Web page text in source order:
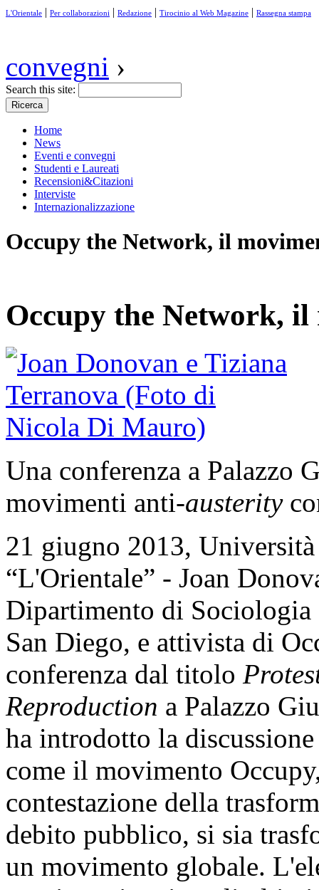
L'Orientale | Per collaborazioni | Redazione | Tirocinio al Web Magazine | Rassegna stampa
convegni ›
Search this site:
Home
News
Eventi e convegni
Studenti e Laureati
Recensioni&Citazioni
Interviste
Internazionalizzazione
Occupy the Network, il
Occupy the Network, il
Una conferenza a Palazzo
movimenti anti-austerity
21 giugno 2013,
“L'Orientale” - Joan
Dipartimento di
San Diego, e attivista di
conferenza dal titolo
Reproduction a Palazzo
ha introdotto la
come il movimento
contestazione della
debito pubblico, si sia
un movimento globale.